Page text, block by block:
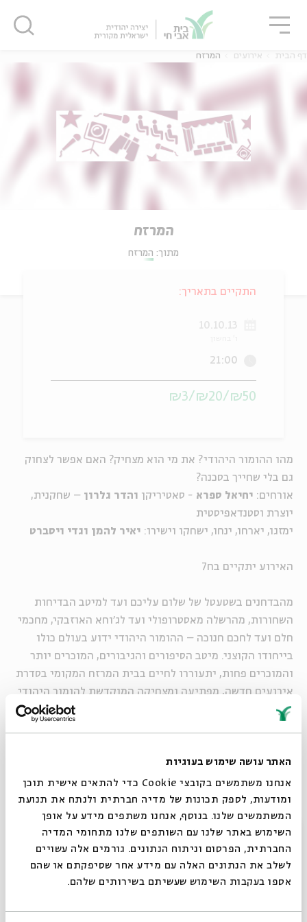
האתר עושה שימוש בעוגיות
אנחנו משתמשים בקובצי Cookie כדי להתאים אישית תוכן
ומודעות, לספק תכונות של מדיה חברתית ולנתח את תנועת
המשתמשים שלנו. בנוסף, אנחנו משתפים מידע על אופן
השימוש באתר שלנו עם השותפים שלנו מתחומי המדיה
החברתית, הפרסום וניתוח הנתונים. גורמים אלה עשויים
לשלב את הנתונים האלה עם מידע אחר שסיפקתם או שהם
אספו בעקבות השימוש שעשיתם בשירותים שלהם.
דף הבית אירועים המרזח
המרזח
מתוך: המרזח
מהו ההומור היהודי? את מי הוא מצחיק? האם אפשר לצחוק
גם בלי שחייך בסכנה?
אורחים: יחיאל ספרא - סאטיריקן והדר גלרון – שחקנית,
יוצרת וסטנדאפיסטית
ימזגו, יארחו, ינחו, ישחקו וישירו: יאיר להמן וגדי ויסברט
האירוע יתקיים בח7
מהבדחנים בשטעטל של שלום עליכם ועד למיטב הבדיחות
השחורות, מהרשלה מאסטרופולי ועד לג'וחא האוזבקי, מחכמי
חלם ועד לחכם חנוכה – ההומור היהודי ידוע בעולם כולו
בייחודו הקוצני. מיטב הסיפורים והגיבורים, המוכרים יותר
והמוכרים פחות, יתעוררו לחיים בבית המרזח המקומי בסדרת
אירועים חדשה, מפתיעה ומצחיקה המוקדשת להומור היהודי
לדורותיו.
האירוע יתקיים בח7
שיתוף הוספה ליומן הרשמה לאירועים דומים
תגיות: במה קובי אריאלי הדר גלרון
התקיים בתאריך:
10.10.13
21:00
₪50/₪20/₪3
סגור
סגור